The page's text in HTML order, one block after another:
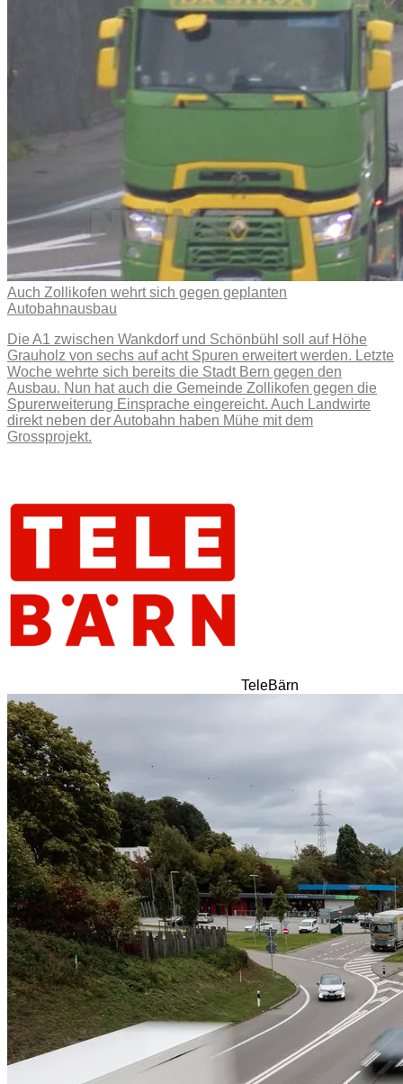
Auch Zollikofen wehrt sich gegen geplanten
Autobahnausbau
Die A1 zwischen Wankdorf und Schönbühl soll auf Höhe
Grauholz von sechs auf acht Spuren erweitert werden. Letzte
Woche wehrte sich bereits die Stadt Bern gegen den
Ausbau. Nun hat auch die Gemeinde Zollikofen gegen die
Spurerweiterung Einsprache eingereicht. Auch Landwirte
direkt neben der Autobahn haben Mühe mit dem
Grossprojekt.
TeleBärn